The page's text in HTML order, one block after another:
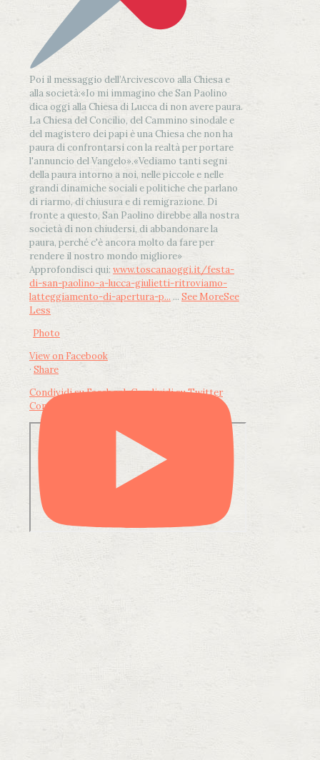
Poi il messaggio dell’Arcivescovo alla Chiesa e
alla società:«Io mi immagino che San Paolino
dica oggi alla Chiesa di Lucca di non avere paura.
La Chiesa del Concilio, del Cammino sinodale e
del magistero dei papi è una Chiesa che non ha
paura di confrontarsi con la realtà per portare
l'annuncio del Vangelo».«Vediamo tanti segni
della paura intorno a noi, nelle piccole e nelle
grandi dinamiche sociali e politiche che parlano
di riarmo, di chiusura e di remigrazione. Di
fronte a questo, San Paolino direbbe alla nostra
società di non chiudersi, di abbandonare la
paura, perché c'è ancora molto da fare per
rendere il nostro mondo migliore»
Approfondisci qui: www.toscanaoggi.it/festa-
di-san-paolino-a-lucca-giulietti-ritroviamo-
latteggiamento-di-apertura-p... ... See MoreSee
Less
Photo
View on Facebook
· Share
Condividi su FacebookCondividi su Twitter
Condividi su LinkedIn